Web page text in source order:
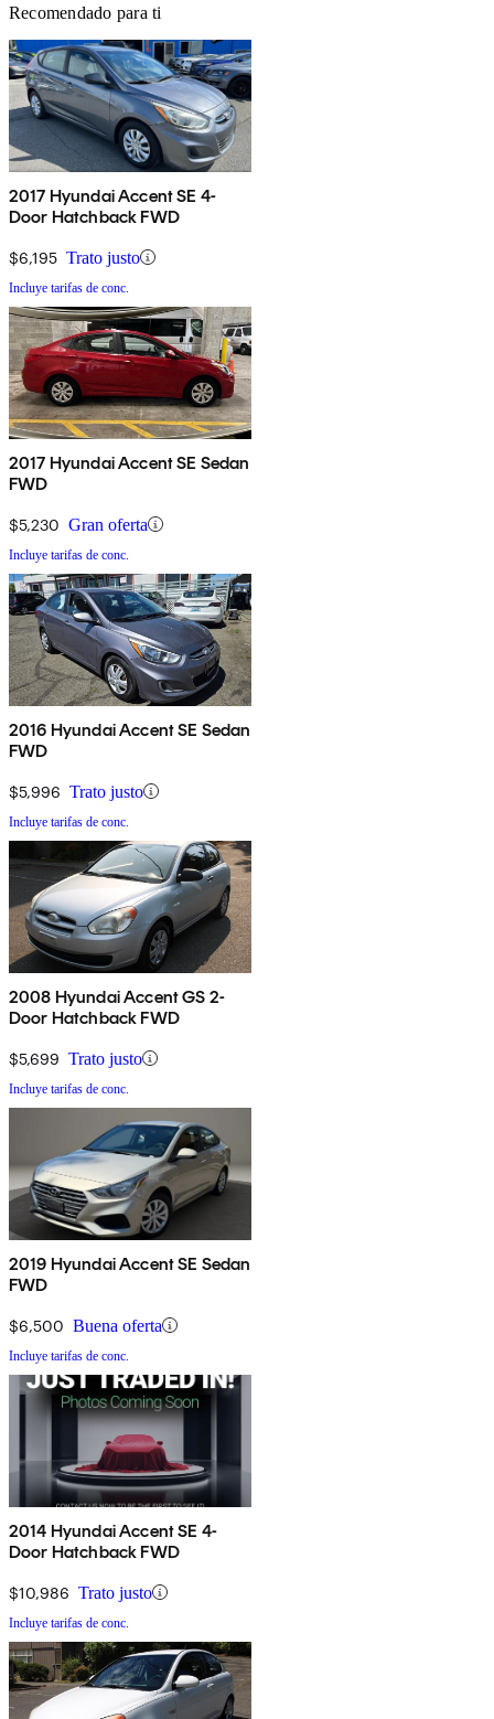
Recomendado para ti
2017 Hyundai Accent SE 4-
Door Hatchback FWD
$6,195 Trato justo
Incluye tarifas de conc.
2017 Hyundai Accent SE Sedan
FWD
$5,230 Gran oferta
Incluye tarifas de conc.
2016 Hyundai Accent SE Sedan
FWD
$5,996 Trato justo
Incluye tarifas de conc.
2008 Hyundai Accent GS 2-
Door Hatchback FWD
$5,699 Trato justo
Incluye tarifas de conc.
2019 Hyundai Accent SE Sedan
FWD
$6,500 Buena oferta
Incluye tarifas de conc.
2014 Hyundai Accent SE 4-
Door Hatchback FWD
$10,986 Trato justo
Incluye tarifas de conc.